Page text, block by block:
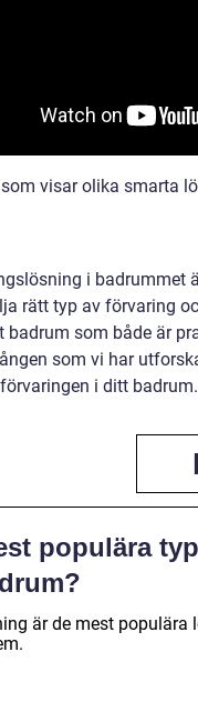
visar olika smarta
i badrummet
rätt typ av förvaring
badrum som både är
som vi har
i ditt badrum.
populära
är de mest